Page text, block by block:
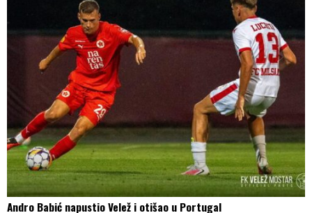
Andro Babić napustio Velež i otišao u Portugal